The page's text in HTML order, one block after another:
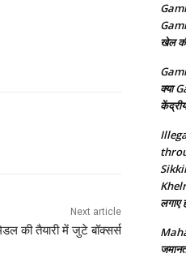
Next article
की तैयारी में जुटे बॉक्सर्स
खेल
क्या
लगाए